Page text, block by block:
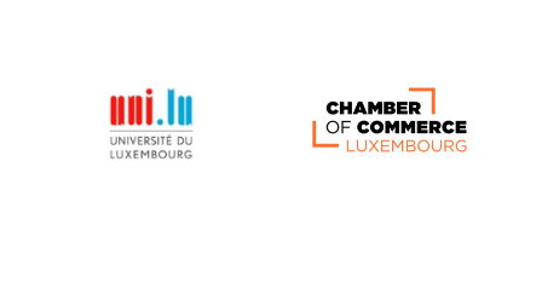
Michael Palmer
Michael Sohlman
Michel Goedert